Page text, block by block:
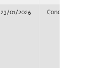
23/01/2026 Concurso